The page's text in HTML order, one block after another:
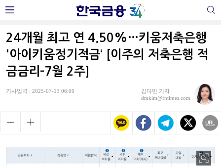
24개월 최고 연 4.50%…키움저축은행
'아이키움정기적금‘ [이주의 저축은행 적
금금리-7월 2주]
기사입력 : 2025-07-13 06:00
김다민 기자
dmkim@fntimes.com